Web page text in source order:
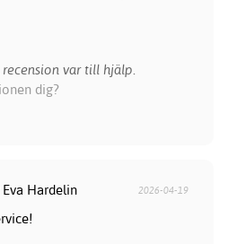
var till hjälp.
dig?
Hardelin 2026-04-19